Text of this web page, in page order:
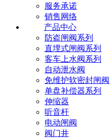
服务承诺
销售网络
产品中心
防盗闸阀系列
直埋式闸阀系列
客车上水阀系列
自动泄水阀
免维护软密封闸阀
单盘补偿器系列
伸缩器
听音杆
电动闸阀
阀门井